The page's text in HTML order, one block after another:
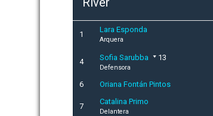
1
Lara Esponda
Arquera
4 Sofia Sarubba 13
Defensora
6 Oriana Fontán Pintos
7
Catalina Primo
Delantera